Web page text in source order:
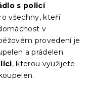
s policí
všechny, kteří
v
provedení je
a prádelen.
, kterou využijete